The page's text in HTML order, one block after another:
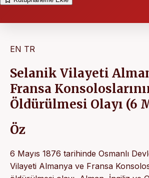
EN TR
Selanik Vilayeti
Fransa
Öldürülmesi Olayı (6
Öz
6 Mayıs 1876 tarihinde Osmanlı
Vilayeti Almanya ve Fransa